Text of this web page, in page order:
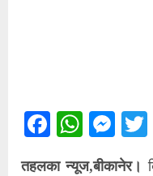
तहलका न्यूज,बीकानेर।